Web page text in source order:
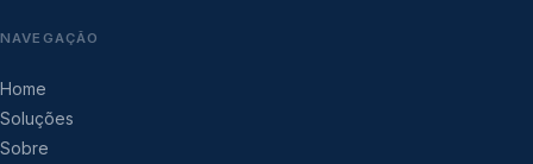
NAVEGAÇÃO
Home
Soluções
Sobre